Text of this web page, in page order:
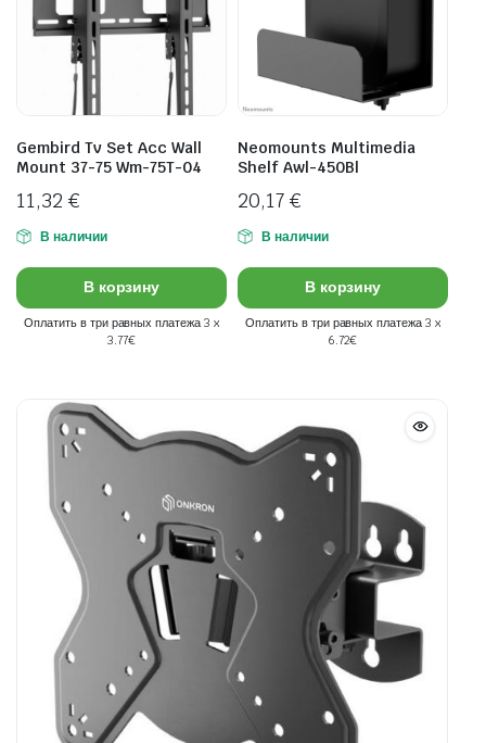
Gembird Tv Set Acc Wall
Mount 37-75 Wm-75T-04
11,32 €
В наличии
В корзину
Оплатить в три равных платежа 3 x
3.77€
Neomounts Multimedia
Shelf Awl-450Bl
20,17 €
В наличии
В корзину
Оплатить в три равных платежа 3 x
6.72€